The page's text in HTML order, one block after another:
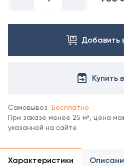
все
Добавить
Купить
Самовывоз Бесплатно
При заказе менее 25 м², цена
указанной на сайте
Характеристики